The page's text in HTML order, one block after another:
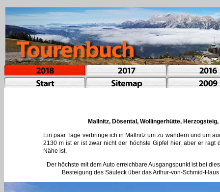
Mallnitz, Dösental, Wollingerhütte,
Ein paar Tage verbringe ich in Mallnitz um zu wandern und um
2130 m ist er ist zwar nicht der höchste Gipfel hier, aber er
Nähe ist.
Der höchste mit dem Auto erreichbare Ausgangspunkt ist bei
Besteigung des Säuleck über das Arthur-von-Schmid-